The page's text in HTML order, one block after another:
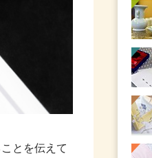
とを伝えて